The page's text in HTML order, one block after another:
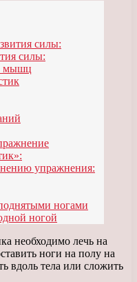
силы:
силы:
мышц
упражнения:
ногами
ногой
необходимо лечь на
ноги на полу на
вдоль тела или сложить